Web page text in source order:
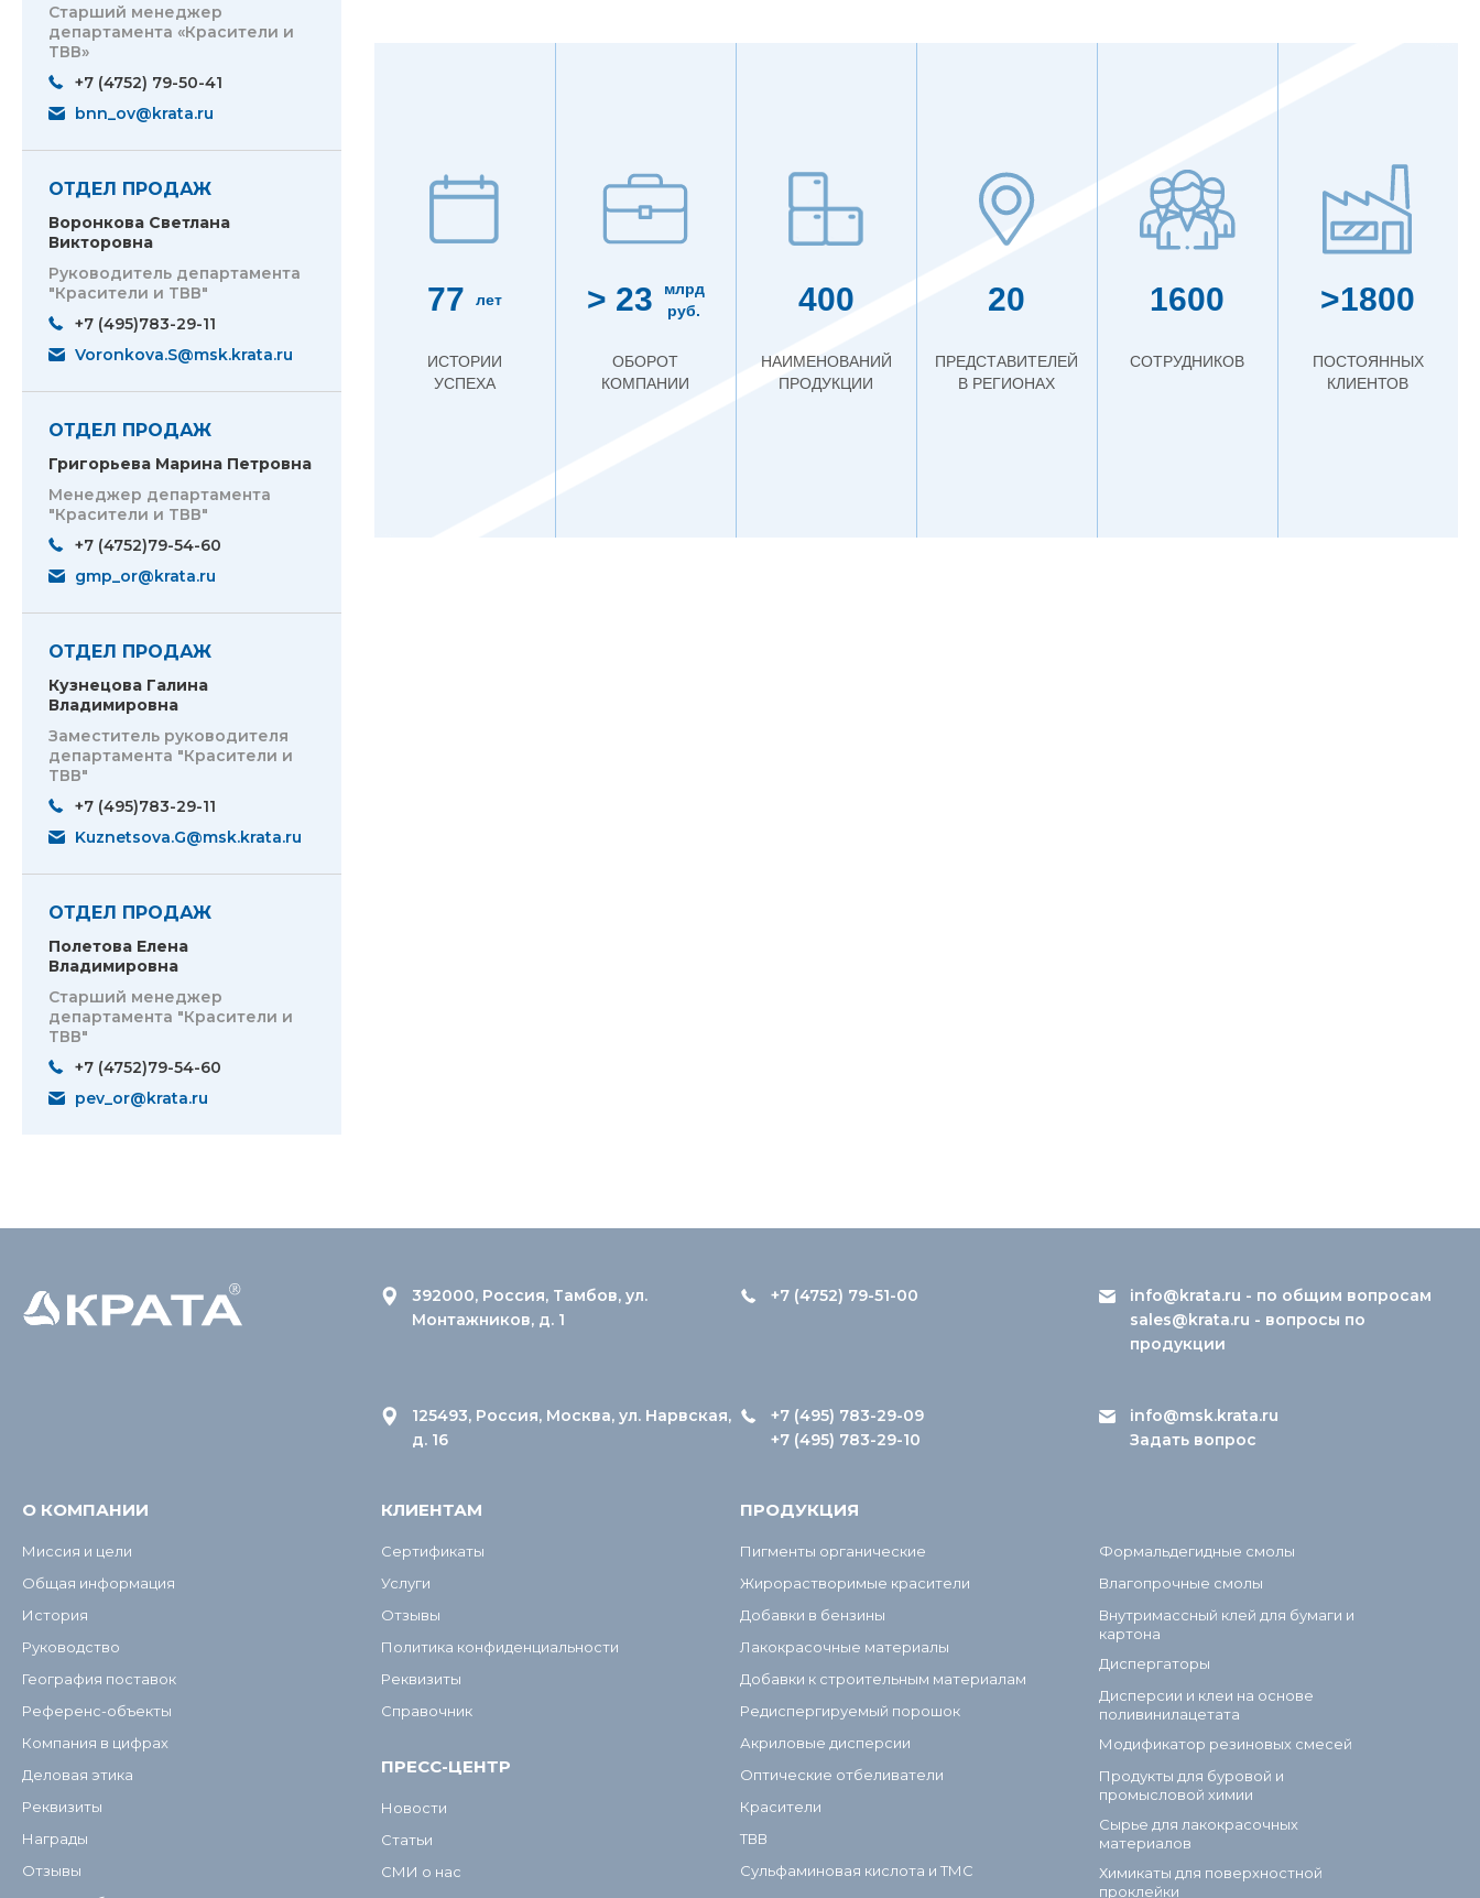
Старший менеджер
департамента «Красители и
ТВВ»
+7 (4752) 79-50-41
bnn_ov@krata.ru
ОТДЕЛ ПРОДАЖ
Воронкова Светлана
Викторовна
Руководитель департамента
"Красители и ТВВ"
+7 (495)783-29-11
Voronkova.S@msk.krata.ru
ОТДЕЛ ПРОДАЖ
Григорьева Марина Петровна
Менеджер департамента
"Красители и ТВВ"
+7 (4752)79-54-60
gmp_or@krata.ru
ОТДЕЛ ПРОДАЖ
Кузнецова Галина
Владимировна
Заместитель руководителя
департамента "Красители и
ТВВ"
+7 (495)783-29-11
Kuznetsova.G@msk.krata.ru
ОТДЕЛ ПРОДАЖ
Полетова Елена
Владимировна
Старший менеджер
департамента "Красители и
ТВВ"
+7 (4752)79-54-60
pev_or@krata.ru
77 лет
ИСТОРИИ
УСПЕХА
> 23
млрд
руб.
ОБОРОТ
КОМПАНИИ
400
НАИМЕНОВАНИЙ
ПРОДУКЦИИ
20
ПРЕДСТАВИТЕЛЕЙ
В РЕГИОНАХ
1600
СОТРУДНИКОВ
>1800
ПОСТОЯННЫХ
КЛИЕНТОВ
392000, Россия, Тамбов, ул.
Монтажников, д. 1
+7 (4752) 79-51-00 info@krata.ru - по общим вопросам
sales@krata.ru - вопросы по
продукции
125493, Россия, Москва, ул. Нарвская,
д. 16
+7 (495) 783-29-09
+7 (495) 783-29-10
info@msk.krata.ru
Задать вопрос
О КОМПАНИИ
Миссия и цели
Общая информация
История
Руководство
География поставок
Референс-объекты
Компания в цифрах
Деловая этика
Реквизиты
Награды
Отзывы
КЛИЕНТАМ
Сертификаты
Услуги
Отзывы
Политика конфиденциальности
Реквизиты
Справочник
ПРЕСС-ЦЕНТР
Новости
Статьи
СМИ о нас
ПРОДУКЦИЯ
Пигменты органические
Жирорастворимые красители
Добавки в бензины
Лакокрасочные материалы
Добавки к строительным материалам
Редиспергируемый порошок
Акриловые дисперсии
Оптические отбеливатели
Красители
ТВВ
Сульфаминовая кислота и ТМС
Формальдегидные смолы
Влагопрочные смолы
Внутримассный клей для бумаги и
картона
Диспергаторы
Дисперсии и клеи на основе
поливинилацетата
Модификатор резиновых смесей
Продукты для буровой и
промысловой химии
Сырье для лакокрасочных
материалов
Химикаты для поверхностной
проклейки